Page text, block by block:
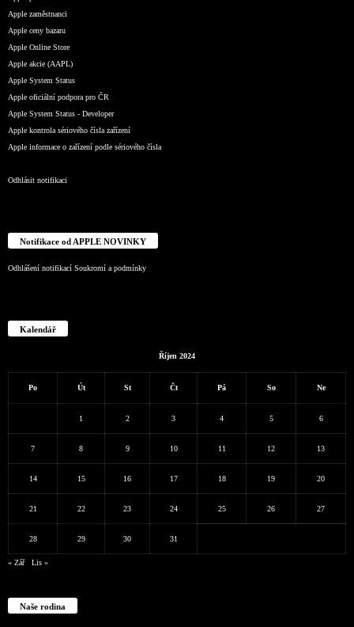
Apple zaměstnanci
Apple ceny bazaru
Apple Online Store
Apple akcie (AAPL)
Apple System Status
Apple oficiální podpora pro ČR
Apple System Status - Developer
Apple kontrola sériového čísla zařízení
Apple informace o zařízení podle sériového čísla
Odhlásit notifikaci
Notifikace od APPLE NOVINKY
Odhlášení notifikací Soukromí a podmínky
Kalendář
Říjen 2024
Po Út St Čt Pá So Ne
1 2 3 4 5 6
7 8 9 10 11 12 13
14 15 16 17 18 19 20
21 22 23 24 25 26 27
28 29 30 31
« Zář Lis »
Naše rodina